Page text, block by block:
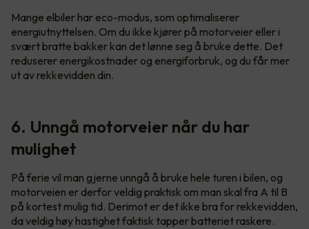
Mange elbiler har eco-modus, som optimaliserer
energiutnyttelsen. Om du ikke kjører på motorveier eller i
svært bratte bakker kan det lønne seg å bruke dette. Det
reduserer energikostnader og energiforbruk, og du får mer
ut av rekkevidden din.
6. Unngå motorveier når du har
mulighet
På ferie vil man gjerne unngå å bruke hele turen i bilen, og
motorveien er derfor veldig praktisk om man skal fra A til B
på kortest mulig tid. Derimot er det ikke bra for rekkevidden,
da veldig høy hastighet faktisk tapper batteriet raskere.